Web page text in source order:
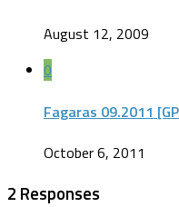
August 12, 2009
0
Fagaras 09.2011
October 6, 2011
2 Responses